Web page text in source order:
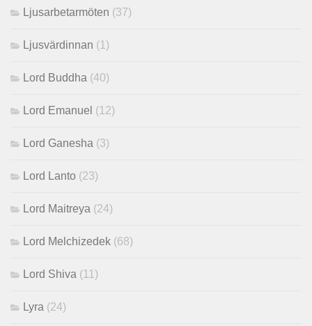
Ljusarbetarmöten (37)
Ljusvärdinnan (1)
Lord Buddha (40)
Lord Emanuel (12)
Lord Ganesha (3)
Lord Lanto (23)
Lord Maitreya (24)
Lord Melchizedek (68)
Lord Shiva (11)
Lyra (24)